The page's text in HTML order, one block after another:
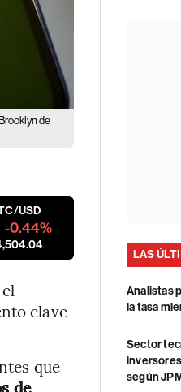
de
USD
-0.44%
clave
que
de
LAS
Analistas
la tasa
Sector
según